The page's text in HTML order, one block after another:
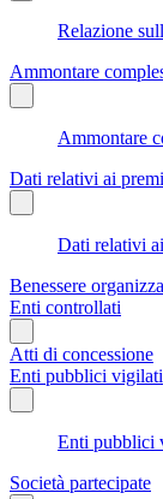
Relazione
Ammontare
Ammontare
Dati relativi ai premi
Dati relativi
Benessere
Enti controllati
Atti di concessione
Enti pubblici vigilati
Enti pubblici
Società partecipate